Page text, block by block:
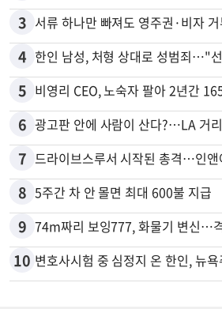
3
4
5 비영리 CEO, 노숙자 팔아 2년간
6 광고판 안에 사람이 산다?…LA 거
7 드라이브스루서 시작된 총격…인앤
8 5주간 차 안 몰면 최대 600불 지급
9
10 변호사시험 중 심정지 온 한인, 뉴